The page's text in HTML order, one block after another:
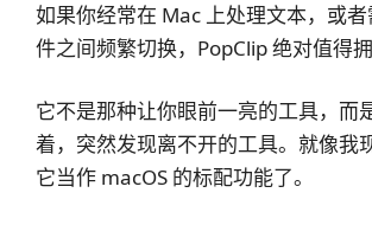
如果你经常在 Mac 上处理文本，或
件之间频繁切换，PopClip 绝对值得拥
它不是那种让你眼前一亮的工具，而
着，突然发现离不开的工具。就像我
它当作 macOS 的标配功能了。